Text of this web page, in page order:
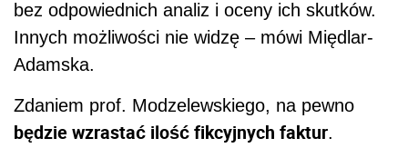
bez odpowiednich analiz i oceny ich skutków.
Innych możliwości nie widzę – mówi Międlar-
Adamska.
Zdaniem prof. Modzelewskiego, na pewno
będzie wzrastać ilość fikcyjnych faktur.